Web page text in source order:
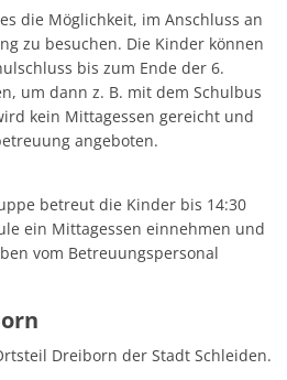
die Möglichkeit, im Anschluss an
zu besuchen. Die Kinder können
bis zum Ende der 6.
um dann z. B. mit dem Schulbus
kein Mittagessen gereicht und
angeboten.
betreut die Kinder bis 14:30
ein Mittagessen einnehmen und
vom Betreuungspersonal
Dreiborn der Stadt Schleiden.